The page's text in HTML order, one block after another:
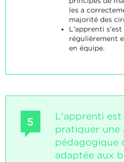
les a
majorité des
L'apprenti
régulièrement
en équipe.
5
L'apprenti est
pratiquer une
pédagogique
adaptée aux